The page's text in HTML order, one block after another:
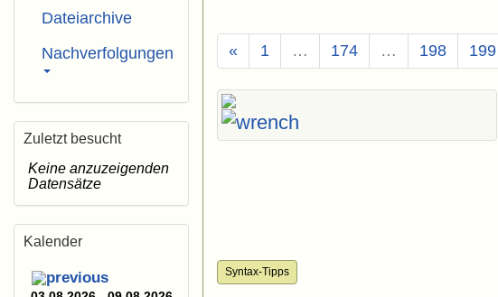
« 1 … 174 … 198 199
Syntax-Tipps
Dateiarchive
Nachverfolgungen
Zuletzt besucht
Keine anzuzeigenden
Datensätze
Kalender